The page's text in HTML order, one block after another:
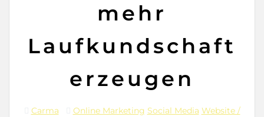
mehr
Laufkundschaft
erzeugen
Carma Online Marketing Social Media Website /